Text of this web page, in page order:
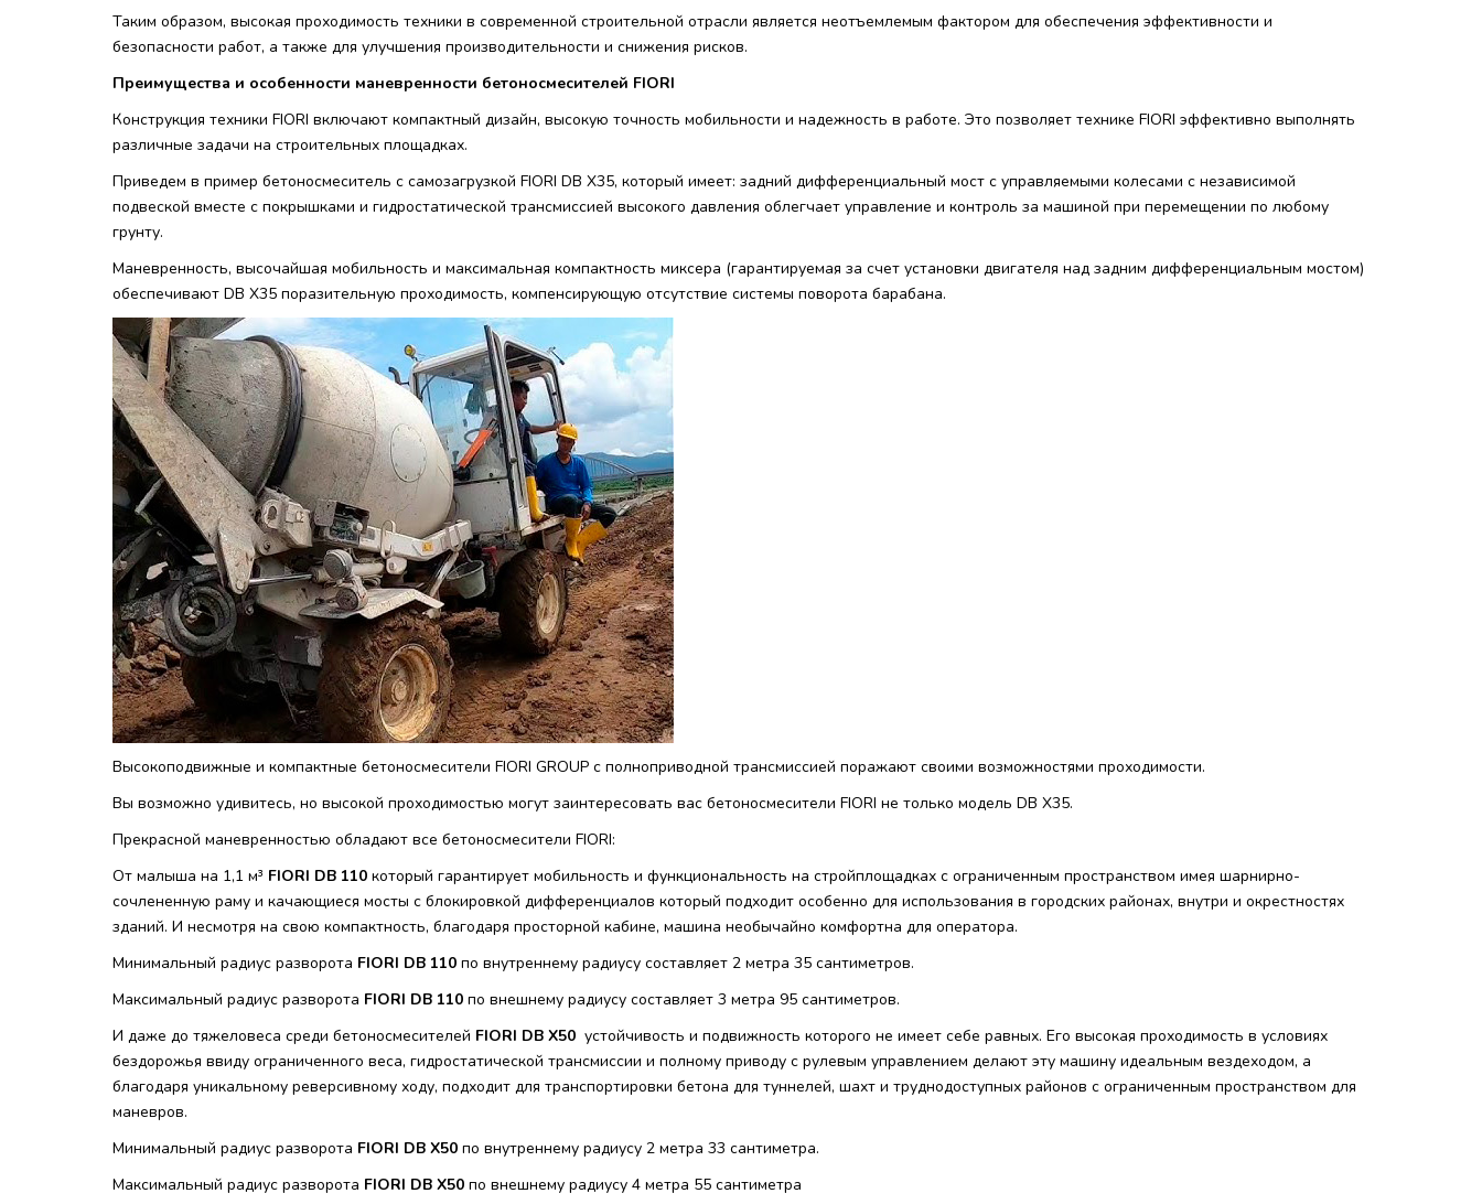
Таким образом, высокая проходимость техники в современной строительной отрасли является неотъемлемым фактором для обеспечения эффективности и
безопасности работ, а также для улучшения производительности и снижения рисков.
Преимущества и особенности маневренности бетоносмесителей FIORI
Конструкция техники FIORI включают компактный дизайн, высокую точность мобильности и надежность в работе. Это позволяет технике FIORI эффективно выполнять
различные задачи на строительных площадках.
Приведем в пример бетоносмеситель с самозагрузкой FIORI DB X35, который имеет: задний дифференциальный мост с управляемыми колесами с независимой
подвеской вместе с покрышками и гидростатической трансмиссией высокого давления облегчает управление и контроль за машиной при перемещении по любому
грунту.
Маневренность, высочайшая мобильность и максимальная компактность миксера (гарантируемая за счет установки двигателя над задним дифференциальным мостом)
обеспечивают DB X35 поразительную проходимость, компенсирующую отсутствие системы поворота барабана.
Высокоподвижные и компактные бетоносмесители FIORI GROUP с полноприводной трансмиссией поражают своими возможностями проходимости.
Вы возможно удивитесь, но высокой проходимостью могут заинтересовать вас бетоносмесители FIORI не только модель DB X35.
Прекрасной маневренностью обладают все бетоносмесители FIORI:
От малыша на 1,1 м³ FIORI DB 110 который гарантирует мобильность и функциональность на стройплощадках с ограниченным пространством имея шарнирно-
сочлененную раму и качающиеся мосты с блокировкой дифференциалов который подходит особенно для использования в городских районах, внутри и окрестностях
зданий. И несмотря на свою компактность, благодаря просторной кабине, машина необычайно комфортна для оператора.
Минимальный радиус разворота FIORI DB 110 по внутреннему радиусу составляет 2 метра 35 сантиметров.
Максимальный радиус разворота FIORI DB 110 по внешнему радиусу составляет 3 метра 95 сантиметров.
И даже до тяжеловеса среди бетоносмесителей FIORI DB X50 устойчивость и подвижность которого не имеет себе равных. Его высокая проходимость в условиях
бездорожья ввиду ограниченного веса, гидростатической трансмиссии и полному приводу с рулевым управлением делают эту машину идеальным вездеходом, а
благодаря уникальному реверсивному ходу, подходит для транспортировки бетона для туннелей, шахт и труднодоступных районов с ограниченным пространством для
маневров.
Минимальный радиус разворота FIORI DB X50 по внутреннему радиусу 2 метра 33 сантиметра.
Максимальный радиус разворота FIORI DB X50 по внешнему радиусу 4 метра 55 сантиметра